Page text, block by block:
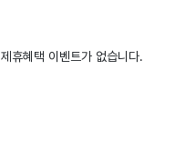
제휴혜택 이벤트가 없습니다.